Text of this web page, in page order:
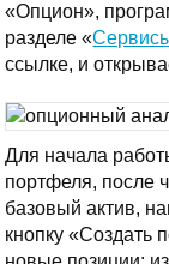
«Опцион»,
разделе «
ссылке, и
Для начала
портфеля, после
базовый актив,
кнопку